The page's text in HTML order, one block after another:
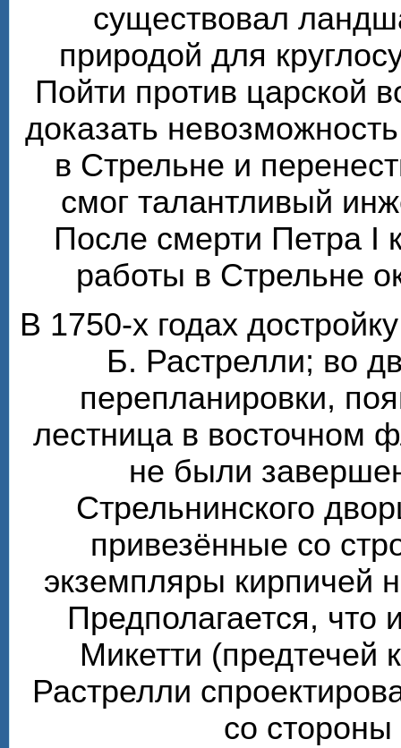
существовал
природой для
Пойти против царской
доказать
в Стрельне и
смог талантливый
После смерти Петра I
работы в Стрельне
В 1750-х годах
Б. Растрелли; во
перепланировки,
лестница в восточном
не были
Стрельнинского
привезённые со
экземпляры кирпичей
Предполагается, что
Микетти (предтечей
Растрелли
со